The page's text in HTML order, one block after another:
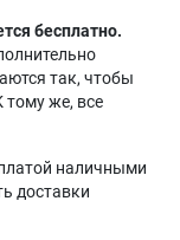
бесплатно.
так, чтобы
тому же, все
наличными
доставки